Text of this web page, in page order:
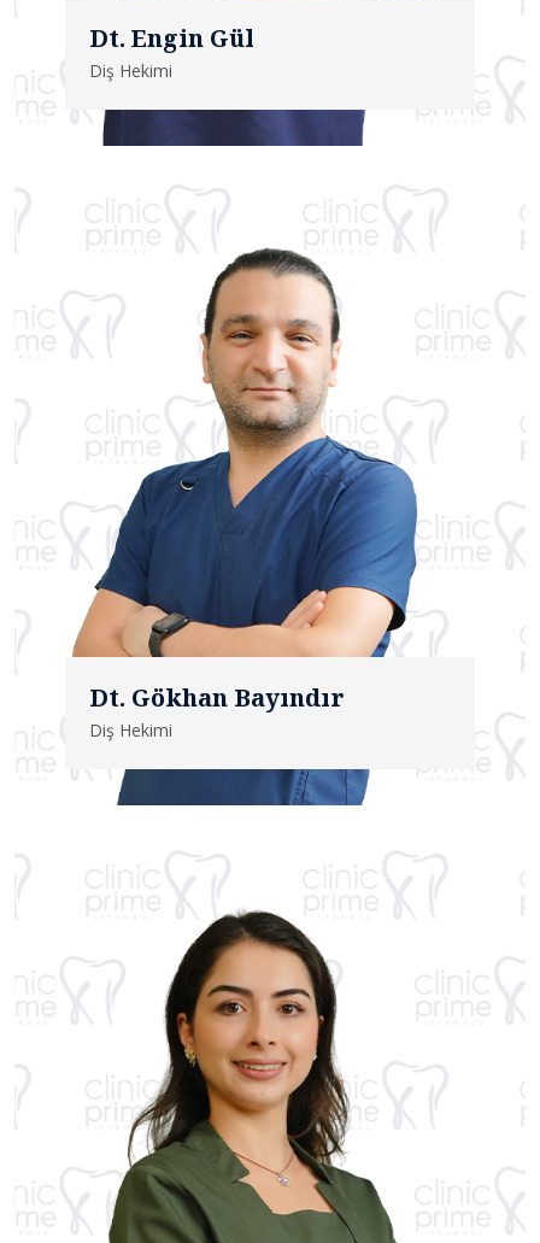
Dt. Engin Gül
Diş Hekimi
Dt. Gökhan Bayındır
Diş Hekimi